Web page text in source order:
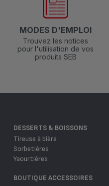
MODES D'EMPLOI
Trouvez les notices
pour l'utilisation de vos
produits SEB
DESSERTS & BOISSONS
Tireuse à bière
Sorbetières
Yaourtières
BOUTIQUE ACCESSOIRES